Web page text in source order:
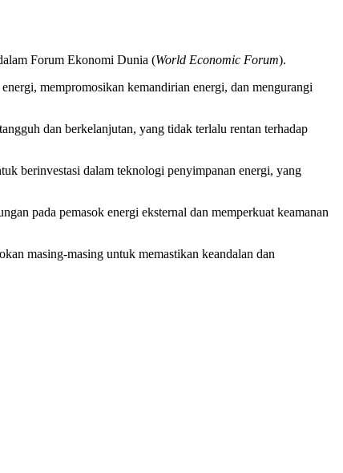
Forum Ekonomi Dunia (World Economic Forum).
mempromosikan kemandirian energi, dan mengurangi
dan berkelanjutan, yang tidak terlalu rentan terhadap
berinvestasi dalam teknologi penyimpanan energi, yang
pada pemasok energi eksternal dan memperkuat keamanan
masing-masing untuk memastikan keandalan dan